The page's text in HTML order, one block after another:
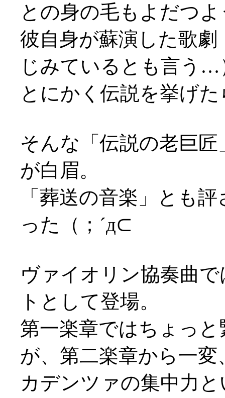
との身の毛もよだつ
彼自身が蘇演した歌
じみているとも言う…
とにかく伝説を挙げ
そんな「伝説の老巨
が白眉。
「葬送の音楽」とも
った（；´д⊂
ヴァイオリン協奏曲
トとして登場。
第一楽章ではちょっ
が、第二楽章から一変
カデンツァの集中力